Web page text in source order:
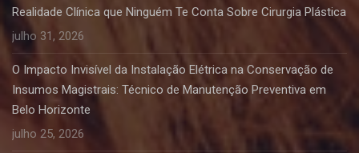
Realidade Clínica que Ninguém Te Conta Sobre Cirurgia Plástica
julho 31, 2026
O Impacto Invisível da Instalação Elétrica na Conservação de
Insumos Magistrais: Técnico de Manutenção Preventiva em
Belo Horizonte
julho 25, 2026